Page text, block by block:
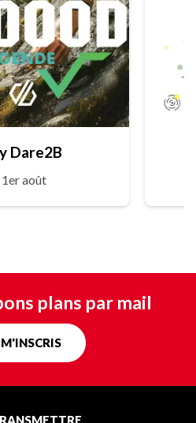
Dare2B
août
plans par mail
M'INSCRIS